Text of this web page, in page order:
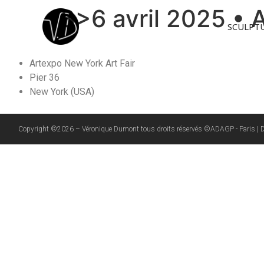
3>6 avril 2025 •
Artexpo New York Art Fair
Pier 36
New York (USA)
Copyright ©2026 – Véronique Dumont tous droits réservés ©ADAGP - Paris |